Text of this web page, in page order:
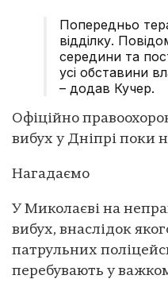
Попередньо
відділку.
середини та
усі обставини
– додав Кучер.
Офіційно
вибух у Дніпрі поки
Нагадаємо
У Миколаєві на
вибух, внаслідок
патрульних
перебувають у